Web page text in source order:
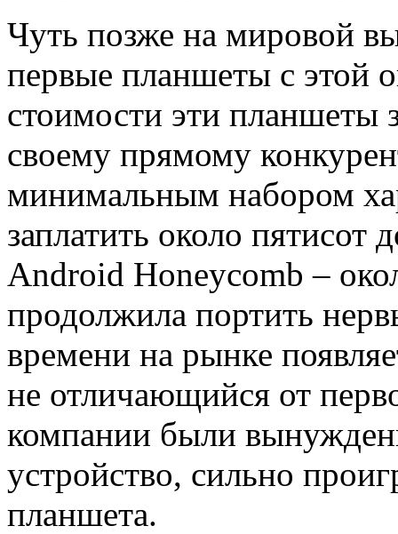
Чуть позже на мировой
первые планшеты с этой
стоимости эти планшеты
своему прямому
минимальным набором
заплатить около пятисот
Android Honeycomb –
продолжила портить
времени на рынке
не отличающийся от
компании были
устройство, сильно
планшета.